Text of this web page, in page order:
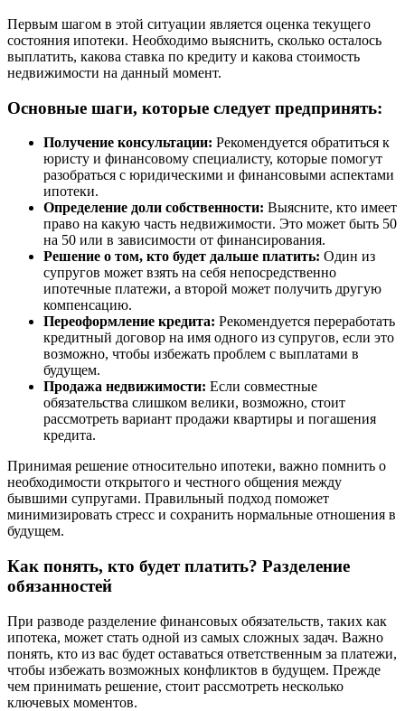
Первым шагом в этой ситуации является оценка текущего
состояния ипотеки. Необходимо выяснить, сколько осталось
выплатить, какова ставка по кредиту и какова стоимость
недвижимости на данный момент.
Основные шаги, которые следует предпринять:
Получение консультации: Рекомендуется обратиться к
юристу и финансовому специалисту, которые помогут
разобраться с юридическими и финансовыми аспектами
ипотеки.
Определение доли собственности: Выясните, кто имеет
право на какую часть недвижимости. Это может быть 50
на 50 или в зависимости от финансирования.
Решение о том, кто будет дальше платить: Один из
супругов может взять на себя непосредственно
ипотечные платежи, а второй может получить другую
компенсацию.
Переоформление кредита: Рекомендуется переработать
кредитный договор на имя одного из супругов, если это
возможно, чтобы избежать проблем с выплатами в
будущем.
Продажа недвижимости: Если совместные
обязательства слишком велики, возможно, стоит
рассмотреть вариант продажи квартиры и погашения
кредита.
Принимая решение относительно ипотеки, важно помнить о
необходимости открытого и честного общения между
бывшими супругами. Правильный подход поможет
минимизировать стресс и сохранить нормальные отношения в
будущем.
Как понять, кто будет платить? Разделение
обязанностей
При разводе разделение финансовых обязательств, таких как
ипотека, может стать одной из самых сложных задач. Важно
понять, кто из вас будет оставаться ответственным за платежи,
чтобы избежать возможных конфликтов в будущем. Прежде
чем принимать решение, стоит рассмотреть несколько
ключевых моментов.